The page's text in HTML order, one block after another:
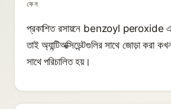
কেন
প্রকাশিত রসায়নে benzoyl peroxide
তাই অ্যান্টিঅক্সিডেন্টগুলির সাথে জোড়া করা
সাথে পরিচালিত হয়।